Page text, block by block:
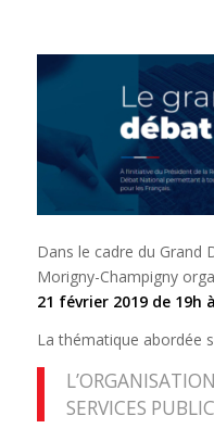
Dans le cadre du Grand
Morigny-Champigny
21 février 2019 de 19h
La thématique abordée
SERVICES